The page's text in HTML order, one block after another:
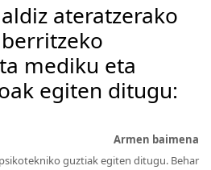
ateratzerako
mediku eta
egiten ditugu:
Armen baimena
guztiak egiten ditugu. Behar